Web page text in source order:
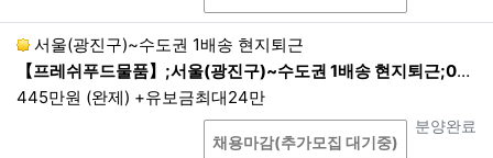
른 법령에 근거규정이 있는 경우
③ 통계 작성, 학술연구, 시장 조사, 정보 제
공 및 공지 안내 메일 발송의 경우로서 특정
개인을 식별할 수 없는 형태로 제공되는 경
정보주체 또는 그 법정대리인이 의사표
서울(광진구)~수도권 1배송 현지퇴근
【프레쉬푸드물품】;서울(광진구)~수도권 1배송 현지퇴근;01:00~06:00 1배송 현지퇴근
445만원 (완제) +유보금최대24만
진행상태
분양완료
상담
채용마감(추가모집 대기중)